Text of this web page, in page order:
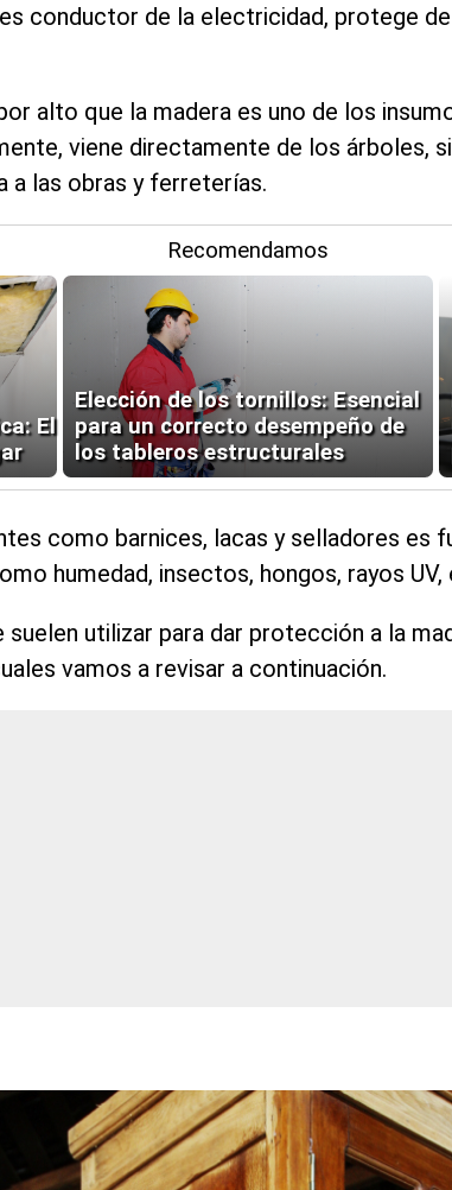
conductor de la electricidad, protege
alto que la madera es uno de los
viene directamente de los árboles,
a las obras y ferreterías.
Recomendamos
El
Elección de los tornillos: Esencial
para un correcto desempeño de
los tableros estructurales
como barnices, lacas y selladores es
humedad, insectos, hongos, rayos
utilizar para dar protección a la
vamos a revisar a continuación.